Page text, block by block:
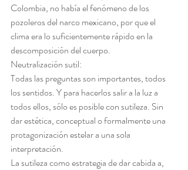
Colombia, no había el fenómeno de los
pozoleros del narco mexicano, por que el
clima era lo suficientemente rápido en la
descomposición del cuerpo.
Neutralización sutil:
Todas las preguntas son importantes, todos
los sentidos. Y para hacerlos salir a la luz a
todos ellos, sólo es posible con sutileza. Sin
dar estética, conceptual o formalmente una
protagonización estelar a una sola
interpretación.
La sutileza como estrategia de dar cabida a,